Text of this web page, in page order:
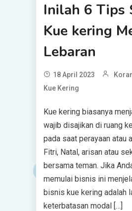
Inilah 6 Tips
Kue kering
Lebaran
18 April 2023
Kue Kering
Kue kering biasanya
wajib disajikan di ruang
pada saat perayaan atau
Fitri, Natal, arisan atau
bersama teman. Jika
memulai bisnis ini
bisnis kue kering adalah
keterbatasan modal […]